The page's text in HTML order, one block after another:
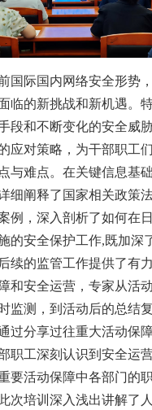
国际国内网络安全形势
临的新挑战和新机遇。
段和不断变化的安全威
应对策略，为干部职工
与难点。在关键信息基
细阐释了国家相关政策
例，深入剖析了如何在
的安全保护工作,既加深
续的监管工作提供了有
和安全运营，专家从活
监测，到活动后的总结
过分享过往重大活动保
职工深刻认识到安全运
要活动保障中各部门的
次培训深入浅出讲解了